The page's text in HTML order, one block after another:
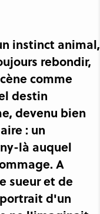
instinct animal,
rebondir,
comme
destin
devenu bien
: un
là auquel
A
sueur et de
d'un